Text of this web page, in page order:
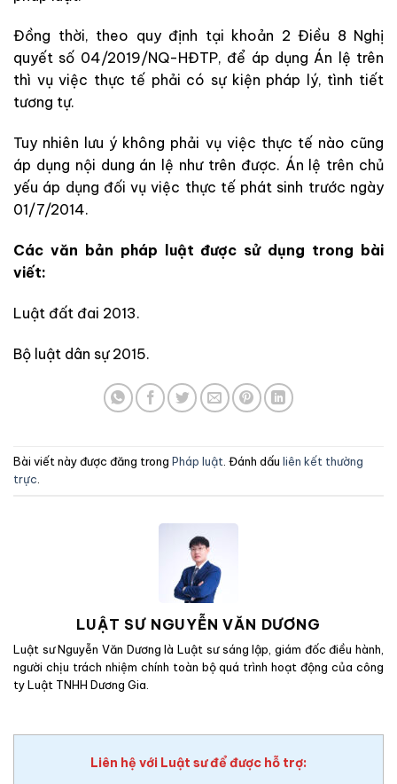
Đồng thời, theo quy định tại khoản 2 Điều 8 Nghị
quyết số 04/2019/NQ-HĐTP, để áp dụng Án lệ trên
thì vụ việc thực tế phải có sự kiện pháp lý, tình tiết
tương tự.
Tuy nhiên lưu ý không phải vụ việc thực tế nào cũng
áp dụng nội dung án lệ như trên được. Án lệ trên chủ
yếu áp dụng đối vụ việc thực tế phát sinh trước ngày
01/7/2014.
Các văn bản pháp luật được sử dụng trong bài
viết:
Luật đất đai 2013.
Bộ luật dân sự 2015.
Bài viết này được đăng trong Pháp luật . Đánh dấu liên kết thường
trực
LUẬT SƯ NGUYỄN VĂN DƯƠNG
Luật sư Nguyễn Văn Dương là Luật sư sáng lập, giám đốc điều hành,
người chịu trách nhiệm chính toàn bộ quá trình hoạt động của công
ty Luật TNHH Dương Gia.
Liên hệ với Luật sư để được hỗ trợ: